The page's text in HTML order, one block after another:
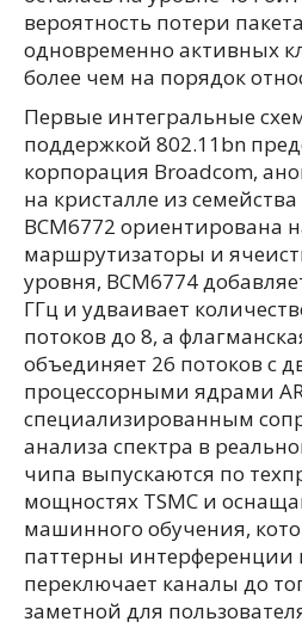
вероятность потери
одновременно активных
более чем на порядок
Первые интегральные
поддержкой 802.11bn
корпорация Broadcom,
на кристалле из
BCM6772 ориентирована
маршрутизаторы и
уровня, BCM6774
ГГц и удваивает
потоков до 8, а
объединяет 26 потоков с
процессорными ядрами
специализированным
анализа спектра в
чипа выпускаются по
мощностях TSMC и
машинного обучения,
паттерны
переключает каналы до
заметной для